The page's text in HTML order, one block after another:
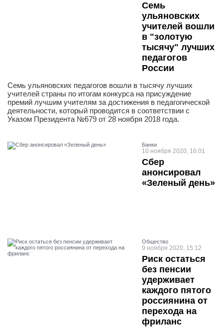
Семь
ульяновских
учителей вошли
в "золотую
тысячу" лучших
педагогов
России
Семь ульяновских педагогов вошли в тысячу лучших
учителей страны по итогам конкурса на присуждение
премий лучшим учителям за достижения в педагогической
деятельности, который проводится в соответствии с
Указом Президента №679 от 28 ноября 2018 года.
Банки
10 ноября 2020, 16:01
Сбер
анонсировал
«Зеленый день»
Общество
9 ноября 2020, 15:12
Риск остаться
без пенсии
удерживает
каждого пятого
россиянина от
перехода на
фриланс